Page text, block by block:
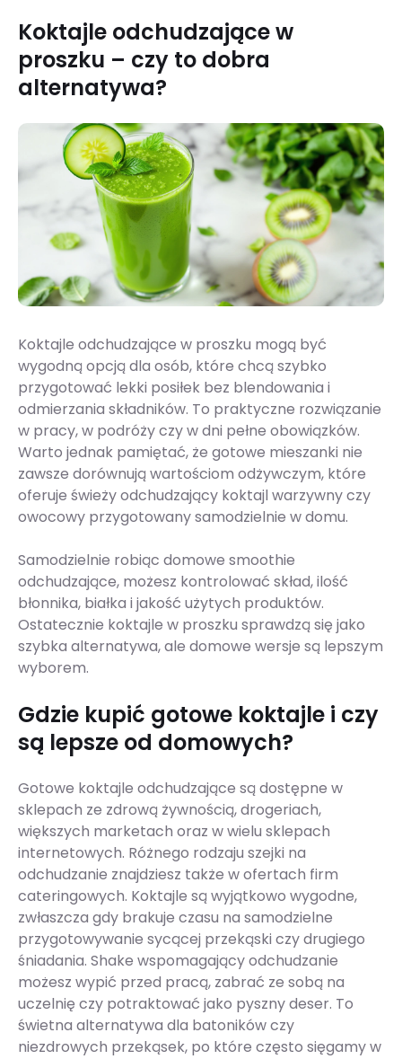
Koktajle odchudzające w
proszku – czy to dobra
alternatywa?
Koktajle odchudzające w proszku mogą być
wygodną opcją dla osób, które chcą szybko
przygotować lekki posiłek bez blendowania i
odmierzania składników. To praktyczne rozwiązanie
w pracy, w podróży czy w dni pełne obowiązków.
Warto jednak pamiętać, że gotowe mieszanki nie
zawsze dorównują wartościom odżywczym, które
oferuje świeży odchudzający koktajl warzywny czy
owocowy przygotowany samodzielnie w domu.
Samodzielnie robiąc domowe smoothie
odchudzające, możesz kontrolować skład, ilość
błonnika, białka i jakość użytych produktów.
Ostatecznie koktajle w proszku sprawdzą się jako
szybka alternatywa, ale domowe wersje są lepszym
wyborem.
Gdzie kupić gotowe koktajle i czy
są lepsze od domowych?
Gotowe koktajle odchudzające są dostępne w
sklepach ze zdrową żywnością, drogeriach,
większych marketach oraz w wielu sklepach
internetowych. Różnego rodzaju szejki na
odchudzanie znajdziesz także w ofertach firm
cateringowych. Koktajle są wyjątkowo wygodne,
zwłaszcza gdy brakuje czasu na samodzielne
przygotowywanie sycącej przekąski czy drugiego
śniadania. Shake wspomagający odchudzanie
możesz wypić przed pracą, zabrać ze sobą na
uczelnię czy potraktować jako pyszny deser. To
świetna alternatywa dla batoników czy
niezdrowych przekąsek, po które często sięgamy w